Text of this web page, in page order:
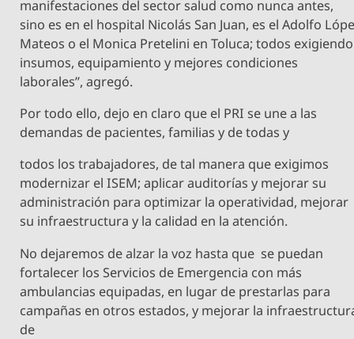
manifestaciones del sector salud como nunca antes,
sino es en el hospital Nicolás San Juan, es el Adolfo
Mateos o el Monica Pretelini en Toluca; todos exigiendo
insumos, equipamiento y mejores condiciones
laborales”, agregó.
Por todo ello, dejo en claro que el PRI se une a las
demandas de pacientes, familias y de todas y
todos los trabajadores, de tal manera que exigimos
modernizar el ISEM; aplicar auditorías y mejorar su
administración para optimizar la operatividad, mejorar
su infraestructura y la calidad en la atención.
No dejaremos de alzar la voz hasta que se puedan
fortalecer los Servicios de Emergencia con más
ambulancias equipadas, en lugar de prestarlas para
campañas en otros estados, y mejorar la
de